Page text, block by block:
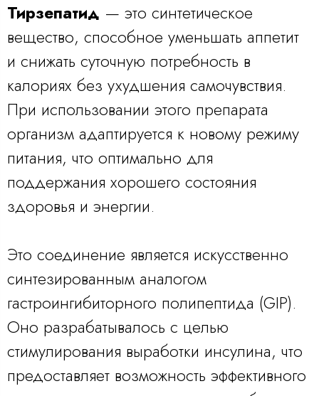
Тирзепатид — это синтетическое
вещество, способное уменьшать аппетит
и снижать суточную потребность в
калориях без ухудшения самочувствия.
При использовании этого препарата
организм адаптируется к новому режиму
питания, что оптимально для
поддержания хорошего состояния
здоровья и энергии.
Это соединение является искусственно
синтезированным аналогом
гастроингибиторного полипептида (GIP).
Оно разрабатывалось с целью
стимулирования выработки инсулина, что
предоставляет возможность эффективного